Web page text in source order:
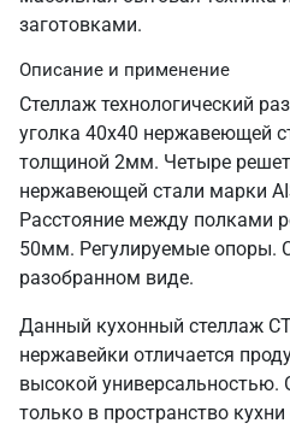
заготовками.
Описание и применение
Стеллаж технологический
уголка 40х40 нержавеющей
толщиной 2мм. Четыре
нержавеющей стали марки
Расстояние между полками
50мм. Регулируемые опоры.
разобранном виде.
Данный кухонный стеллаж
нержавейки отличается
высокой универсальностью.
только в пространство